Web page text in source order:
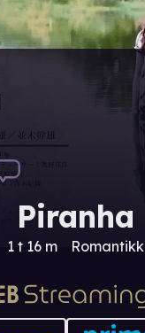
Piranha
1 t 16 m Romantikk